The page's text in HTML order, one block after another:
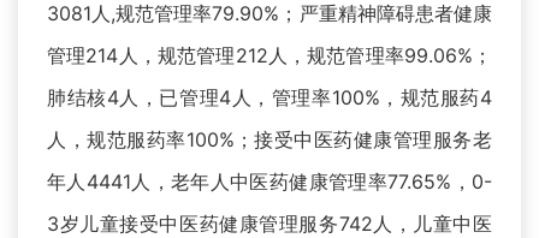
3081人,规范管理率79.90%；严重精神障碍患者健康
管理214人，规范管理212人，规范管理率99.06%；
肺结核4人，已管理4人，管理率100%，规范服药4
人，规范服药率100%；接受中医药健康管理服务老
年人4441人，老年人中医药健康管理率77.65%，0-
3岁儿童接受中医药健康管理服务742人，儿童中医